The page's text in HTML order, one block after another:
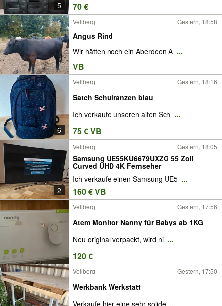
5 70 €
Vellberg Gestern, 18:58
Angus Rind
Wir hätten noch ein Aberdeen A ...
VB
6
Vellberg Gestern, 18:16
Satch Schulranzen blau
Ich verkaufe unseren alten Sch ...
75 € VB
2
Vellberg Gestern, 18:05
Samsung UE55KU6679UXZG 55 Zoll
Curved UHD 4K Fernseher
Ich verkaufe einen Samsung UE5 ...
160 € VB
Vellberg Gestern, 17:56
Atem Monitor Nanny für Babys ab 1KG
Neu original verpackt, wird ni ...
120 €
Vellberg Gestern, 17:50
Werkbank Werkstatt
Verkaufe hier eine sehr solide ...